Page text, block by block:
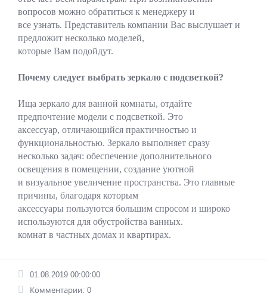
вопросов можно обратиться к менеджеру и
все узнать. Представитель компании Вас выслушает и
предложит несколько моделей,
которые Вам подойдут.
Почему следует выбрать зеркало с подсветкой?
Ища зеркало для ванной комнаты, отдайте
предпочтение модели с подсветкой. Это
аксессуар, отличающийся практичностью и
функциональностью. Зеркало выполняет сразу
несколько задач: обеспечение дополнительного
освещения в помещении, создание уютной
и визуальное увеличение пространства. Это главные
причины, благодаря которым
аксессуары пользуются большим спросом и широко
используются для обустройства ванных.
комнат в частных домах и квартирах.
01.08.2019 00:00:00
Комментарии: 0